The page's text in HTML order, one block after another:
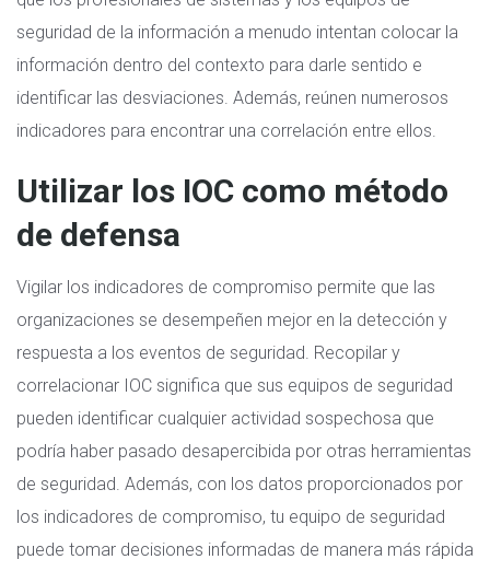
seguridad de la información a menudo intentan colocar la
información dentro del contexto para darle sentido e
identificar las desviaciones. Además, reúnen numerosos
indicadores para encontrar una correlación entre ellos.
Utilizar los IOC como método
de defensa
Vigilar los indicadores de compromiso permite que las
organizaciones se desempeñen mejor en la detección y
respuesta a los eventos de seguridad. Recopilar y
correlacionar IOC significa que sus equipos de seguridad
pueden identificar cualquier actividad sospechosa que
podría haber pasado desapercibida por otras herramientas
de seguridad. Además, con los datos proporcionados por
los indicadores de compromiso, tu equipo de seguridad
puede tomar decisiones informadas de manera más rápida